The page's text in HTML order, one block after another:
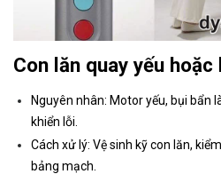
Con lăn quay yếu hoặc
Nguyên nhân: Motor yếu, bụi bẩn
khiển lỗi.
Cách xử lý: Vệ sinh kỹ con lăn,
bảng mạch.